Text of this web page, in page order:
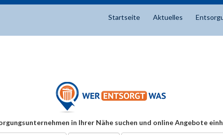
Startseite Aktuelles
in Ihrer Nähe suchen und online Angebote